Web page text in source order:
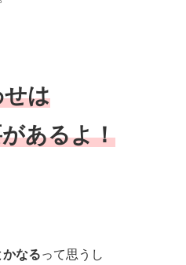
は
あるよ！
なるって思うし